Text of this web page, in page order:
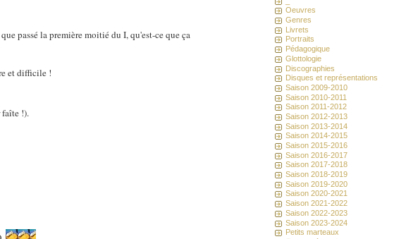
passé la première moitié du I, qu'est-ce que ça
et difficile !
faîte !).
Oeuvres
Genres
Livrets
Portraits
Pédagogique
Glottologie
Discographies
Disques et représentations
Saison 2009-2010
Saison 2010-2011
Saison 2011-2012
Saison 2012-2013
Saison 2013-2014
Saison 2014-2015
Saison 2015-2016
Saison 2016-2017
Saison 2017-2018
Saison 2018-2019
Saison 2019-2020
Saison 2020-2021
Saison 2021-2022
Saison 2022-2023
Saison 2023-2024
Petits marteaux